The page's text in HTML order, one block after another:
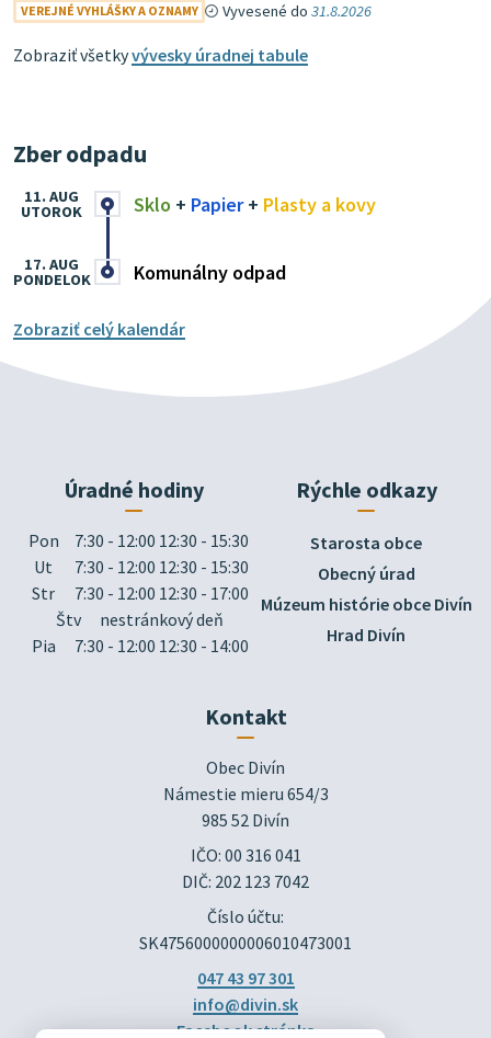
VEREJNÉ VYHLÁŠKY A OZNAMY Vyvesené do31.8.2026
Zobraziť všetkyvývesky úradnej tabule
Zber odpadu
Sklo + Papier+ Plasty a kovy
11. AUG
UTOROK
Komunálny odpad
17. AUG
PONDELOK
Zobraziť celý kalendár
Úradné hodiny
Pon
7:30 - 12:00 12:30 - 15:30
Ut
7:30 - 12:00 12:30 - 15:30
Str
7:30 - 12:00 12:30 - 17:00
Štv
nestránkový deň
Pia
7:30 - 12:00 12:30 - 14:00
Rýchle odkazy
Starosta obce
Obecný úrad
Múzeum histórie obce Divín
Hrad Divín
Kontakt
Obec Divín
Námestie mieru 654/3
985 52 Divín
IČO: 00 316 041
DIČ: 202 123 7042
Číslo účtu:
SK4756000000006010473001
047 43 97 301
info@divin.sk
Facebook stránka